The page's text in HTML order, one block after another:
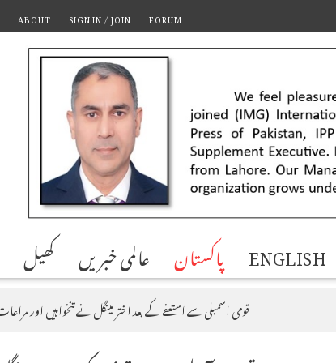
ABOUT SIGN IN / JOIN FORUM
کھیل عالمی خبریں پاکستان ENGLISH
قومی اسمبلی سے استعفے کے بعد اختر مینگل نے تنخواہیں اور